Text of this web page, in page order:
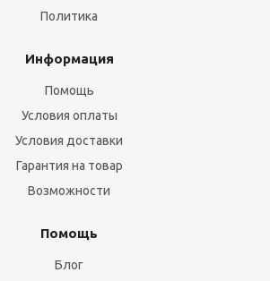
Политика
Информация
Помощь
Условия оплаты
Условия доставки
Гарантия на товар
Возможности
Помощь
Блог